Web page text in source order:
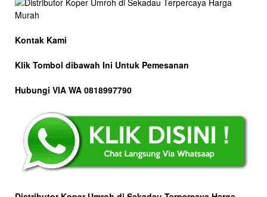
Kontak Kami
Klik Tombol dibawah Ini Untuk Pemesanan
Hubungi VIA WA 0818997790